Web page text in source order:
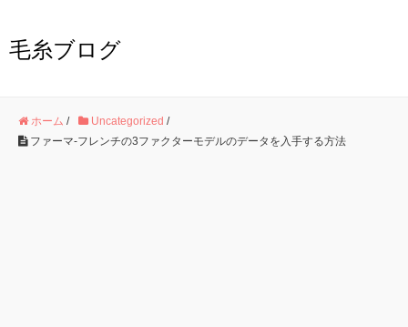
毛糸ブログ
ホーム / Uncategorized /
ファーマ-フレンチの3ファクターモデルのデータを入手する方法